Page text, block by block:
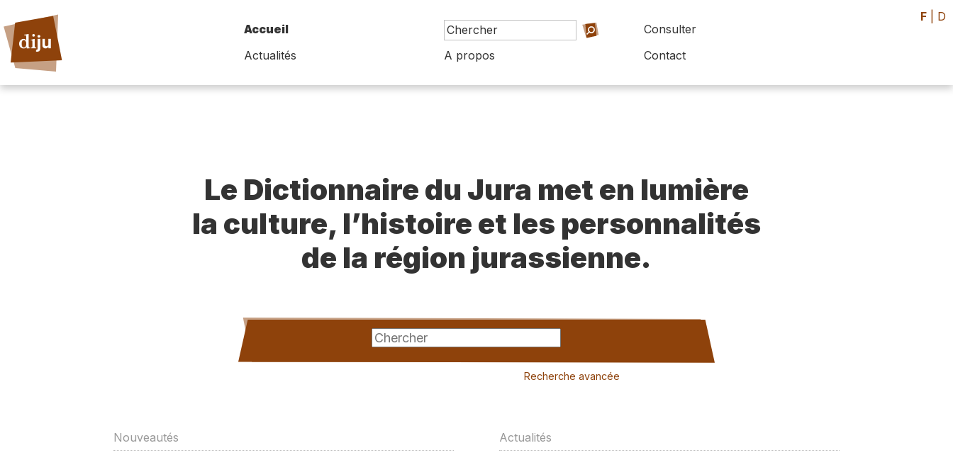
Accueil
Consulter
Actualités
A propos Contact
F D
Le Dictionnaire du Jura met en lumière
la culture, l’histoire et les personnalités
de la région jurassienne.
Recherche avancée
Nouveautés Actualités